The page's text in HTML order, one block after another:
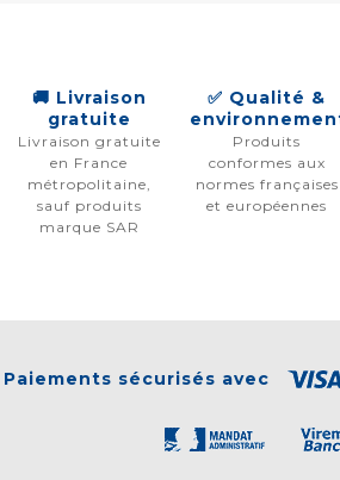
🚚 Livraison
gratuite
Livraison gratuite
en France
métropolitaine,
sauf produits
marque SAR
✅ Qualité &
Produits
conformes aux
normes françaises
et européennes
Paiements sécurisés avec